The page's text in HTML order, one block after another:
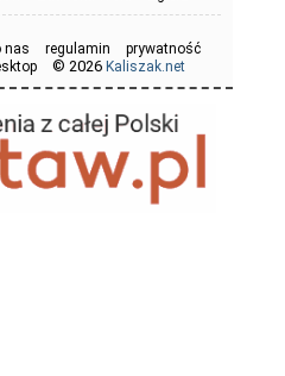
nas regulamin
prywatność
© 2026 Kaliszak.net